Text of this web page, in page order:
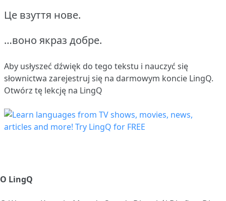
Це взуття нове.
…воно якраз добре.
Aby usłyszeć dźwięk do tego tekstu i nauczyć się
słownictwa zarejestruj się na darmowym koncie LingQ.
Otwórz tę lekcję na LingQ
O LingQ